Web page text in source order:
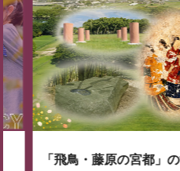
「飛鳥・藤原の宮都」